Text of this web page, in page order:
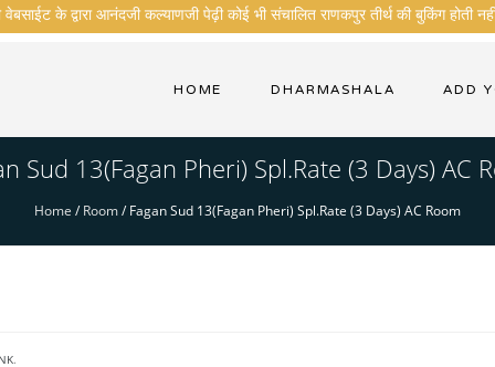
के द्वारा आनंदजी कल्याणजी पेढ़ी कोई भी संचालित राणकपुर तीर्थ की बुकिंग होती
HOME DHARMASHALA ADD
Sud 13(Fagan Pheri) Spl.Rate (3 Days) AC
Home /Room/Fagan Sud 13(Fagan Pheri) Spl.Rate (3 Days) AC Room
.